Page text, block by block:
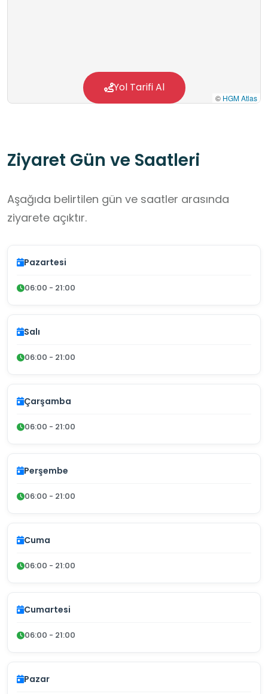
© HGM Atlas
Yol Tarifi Al
Ziyaret Gün ve Saatleri
Aşağıda belirtilen gün ve saatler arasında
ziyarete açıktır.
Pazartesi
06:00 - 21:00
Salı
06:00 - 21:00
Çarşamba
06:00 - 21:00
Perşembe
06:00 - 21:00
Cuma
06:00 - 21:00
Cumartesi
06:00 - 21:00
Pazar